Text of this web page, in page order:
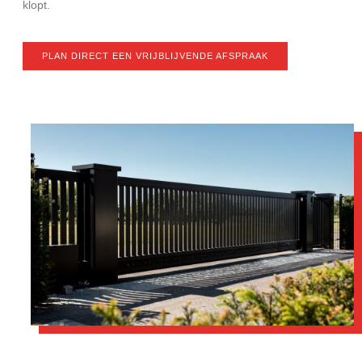
klopt.
PLAN DIRECT EEN VRIJBLIJVENDE AFSPRAAK